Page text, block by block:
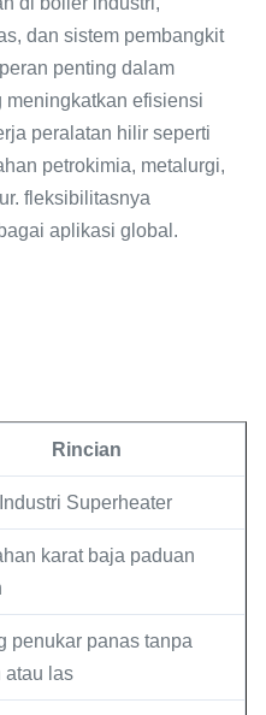
dan sistem pembangkit
penting dalam
meningkatkan efisiensi
peralatan hilir seperti
petrokimia, metalurgi,
fleksibilitasnya
aplikasi global.
Rincian
Superheater
karat baja paduan
penukar panas tanpa
atau las